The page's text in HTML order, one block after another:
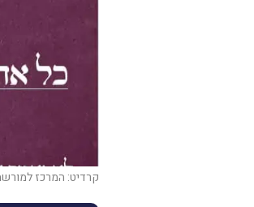
קרדיט: המרכז